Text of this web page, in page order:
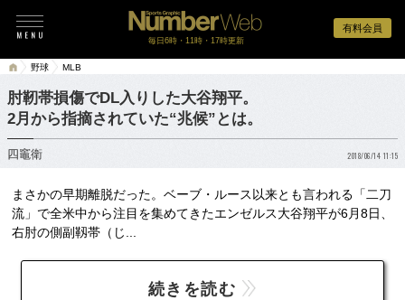
有料会員
毎日6時・11時・17時更新
野球 MLB
肘靭帯損傷でDL入りした大谷翔平。
2月から指摘されていた“兆候”とは。
四竈衛 2018/06/14 11:15
まさかの早期離脱だった。ベーブ・ルース以来とも言われる「二刀
流」で全米中から注目を集めてきたエンゼルス大谷翔平が6月8日、
右肘の側副靱帯（じ...
続きを読む